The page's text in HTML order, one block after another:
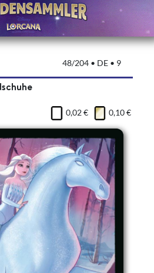
48/204 • DE • 9
0,02 € 0,10 €